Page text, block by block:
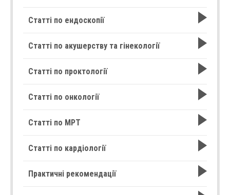
Статті по ендоскопії
Статті по акушерству та гінекології
Статті по проктології
Статті по онкології
Статті по МРТ
Статті по кардіології
Практичні рекомендації